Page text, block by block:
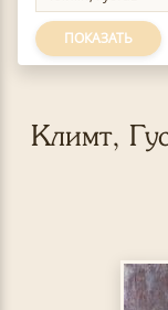
ПОКАЗАТЬ
Климт,